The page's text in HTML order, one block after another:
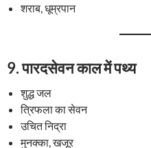
शराब, धूम्रपान
9.पारदसेवन काल में पथ्य
शुद्ध जल
त्रिफला का सेवन
उचित निद्रा
मुनक्का, खजूर